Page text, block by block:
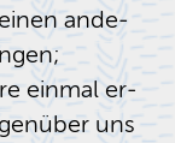
an­de­
ein­mal er­
uns